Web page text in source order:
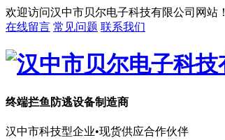
欢迎访问汉中市贝尔电子科技有限公司网站！
在线留言 常见问题 联系我们
终端拦鱼防逃设备制造商
汉中市科技型企业•现货供应合作伙伴